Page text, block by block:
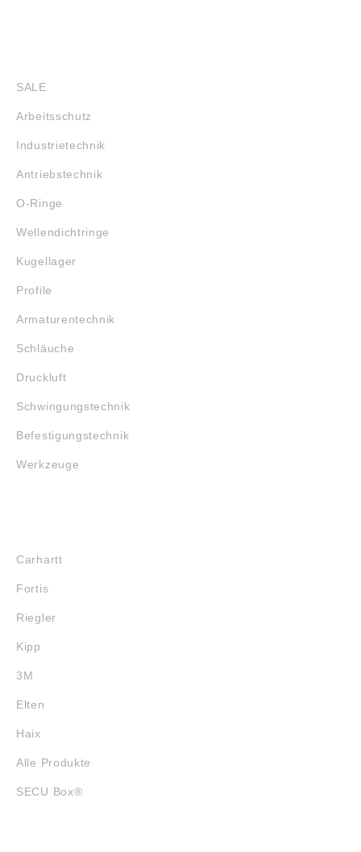
SALE
Arbeitsschutz
Industrietechnik
Antriebstechnik
O-Ringe
Wellendichtringe
Kugellager
Profile
Armaturentechnik
Schläuche
Druckluft
Schwingungstechnik
Befestigungstechnik
Werkzeuge
Carhartt
Fortis
Riegler
Kipp
3M
Elten
Haix
Alle Produkte
SECU Box®